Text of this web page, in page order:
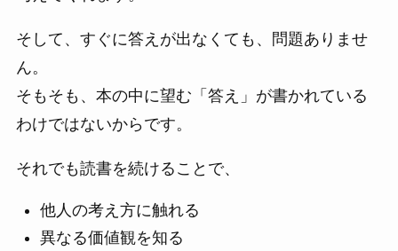
そして、すぐに答えが出なくても、問題ありませ
ん。
そもそも、本の中に望む「答え」が書かれている
わけではないからです。
それでも読書を続けることで、
他人の考え方に触れる
異なる価値観を知る